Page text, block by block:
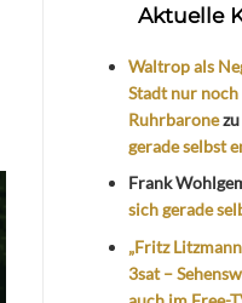
Aktuelle
Waltrop als
Stadt nur
Ruhrbarone
gerade selbst
Frank
sich gerade
„Fritz
3sat –